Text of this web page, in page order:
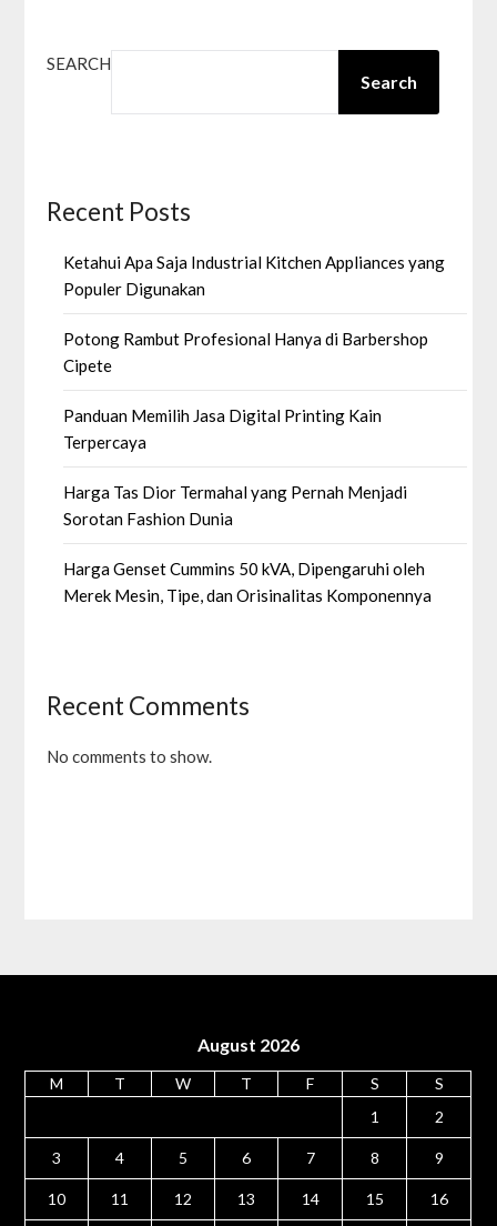
SEARCH
Search
Recent Posts
Ketahui Apa Saja Industrial Kitchen Appliances yang
Populer Digunakan
Potong Rambut Profesional Hanya di Barbershop
Cipete
Panduan Memilih Jasa Digital Printing Kain
Terpercaya
Harga Tas Dior Termahal yang Pernah Menjadi
Sorotan Fashion Dunia
Harga Genset Cummins 50 kVA, Dipengaruhi oleh
Merek Mesin, Tipe, dan Orisinalitas Komponennya
Recent Comments
No comments to show.
August 2026
M T W T F S
S
1
2
3 4 5 6 7 8 9
10 11 12 13 14 15 16